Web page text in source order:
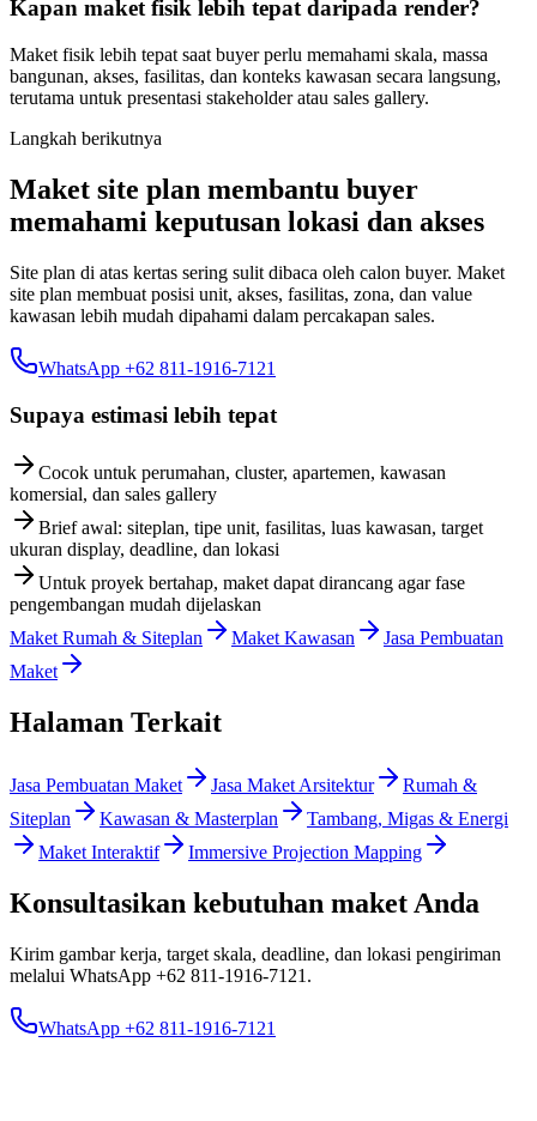
Kapan maket fisik lebih tepat daripada render?
Maket fisik lebih tepat saat buyer perlu memahami skala, massa
bangunan, akses, fasilitas, dan konteks kawasan secara langsung,
terutama untuk presentasi stakeholder atau sales gallery.
Langkah berikutnya
Maket site plan membantu buyer
memahami keputusan lokasi dan akses
Site plan di atas kertas sering sulit dibaca oleh calon buyer. Maket
site plan membuat posisi unit, akses, fasilitas, zona, dan value
kawasan lebih mudah dipahami dalam percakapan sales.
WhatsApp +62 811-1916-7121
Supaya estimasi lebih tepat
Cocok untuk perumahan, cluster, apartemen, kawasan
komersial, dan sales gallery
Brief awal: siteplan, tipe unit, fasilitas, luas kawasan, target
ukuran display, deadline, dan lokasi
Untuk proyek bertahap, maket dapat dirancang agar fase
pengembangan mudah dijelaskan
Maket Rumah & Siteplan
Maket Kawasan
Jasa Pembuatan
Maket
Halaman Terkait
Jasa Pembuatan Maket Jasa Maket Arsitektur
Rumah &
Siteplan
Kawasan & Masterplan
Tambang, Migas & Energi
Maket Interaktif
Immersive Projection Mapping
Konsultasikan kebutuhan maket Anda
Kirim gambar kerja, target skala, deadline, dan lokasi pengiriman
melalui WhatsApp +62 811-1916-7121 .
WhatsApp +62 811-1916-7121